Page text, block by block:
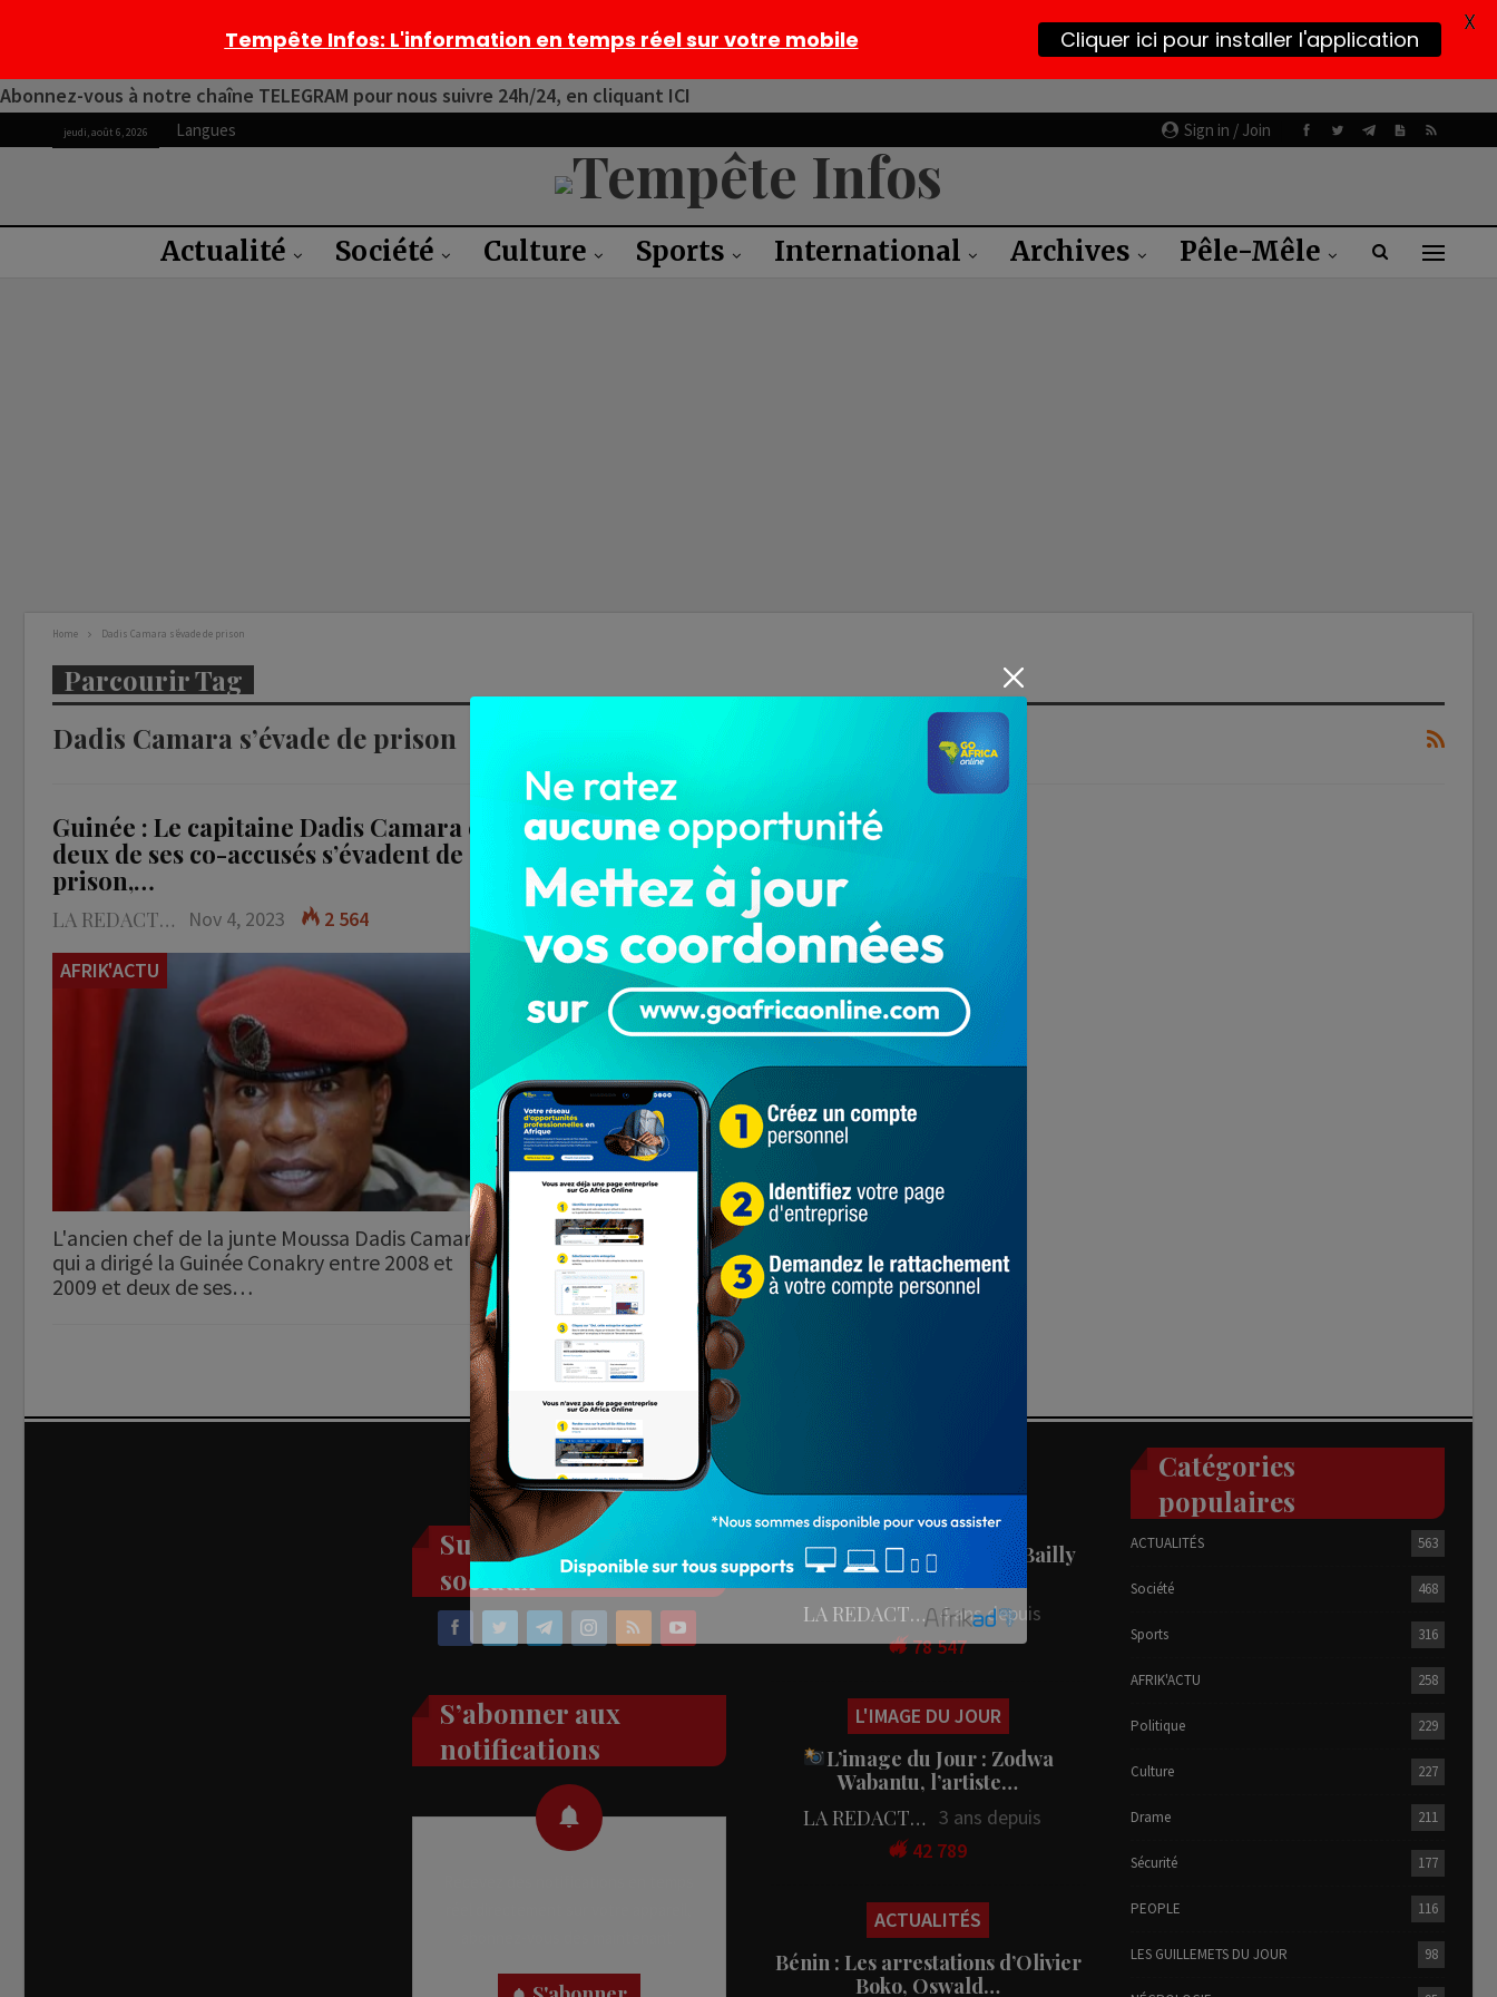
Abonnez-vous à notre chaîne TELEGRAM pour nous suivre 24h/24, en cliquant ICI
Sign in / Join
jeudi, août 6, 2026 Langues
Actualité Société Culture Sports International Archives Pêle-Mêle
Home Dadis Camara s’évade de prison
Parcourir Tag
Dadis Camara s’évade de prison
Guinée : Le capitaine Dadis Camara et
deux de ses co-accusés s’évadent de
prison,…
LA REDACTION Nov 4, 2023
2 564
AFRIK'ACTU
L'ancien chef de la junte Moussa Dadis Camara
qui a dirigé la Guinée Conakry entre 2008 et
2009 et deux de ses…
Suivez nos réseaux
sociaux
S’abonner aux
notifications
PEOPLE
People : L’artiste Blanche Bailly
en tournage…
LA REDACTION
4 ans depuis
78 547
L'IMAGE DU JOUR
L’image du Jour : Zodwa
Wabantu, l’artiste…
LA REDACTION 3 ans depuis
42 789
ACTUALITÉS
Bénin : Les arrestations d’Olivier
Boko, Oswald…
Catégories
populaires
ACTUALITÉS 563
Société 468
Sports 316
AFRIK'ACTU 258
Politique 229
Culture 227
Drame 211
Sécurité 177
PEOPLE 116
LES GUILLEMETS DU JOUR 98
Tempête Infos: L'information en temps réel sur votre mobile Cliquer ici pour installer l'application
X